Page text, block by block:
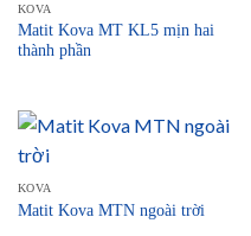
KOVA
Matit Kova MT KL5 mịn hai
thành phần
KOVA
Matit Kova MTN ngoài trời